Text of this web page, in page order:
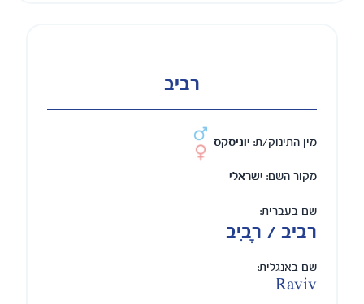
רביב
מין התינוק/ת: יוניסקס
מקור השם: ישראלי
שם בעברית:
רביב / רָבִיב
שם באנגלית:
Raviv